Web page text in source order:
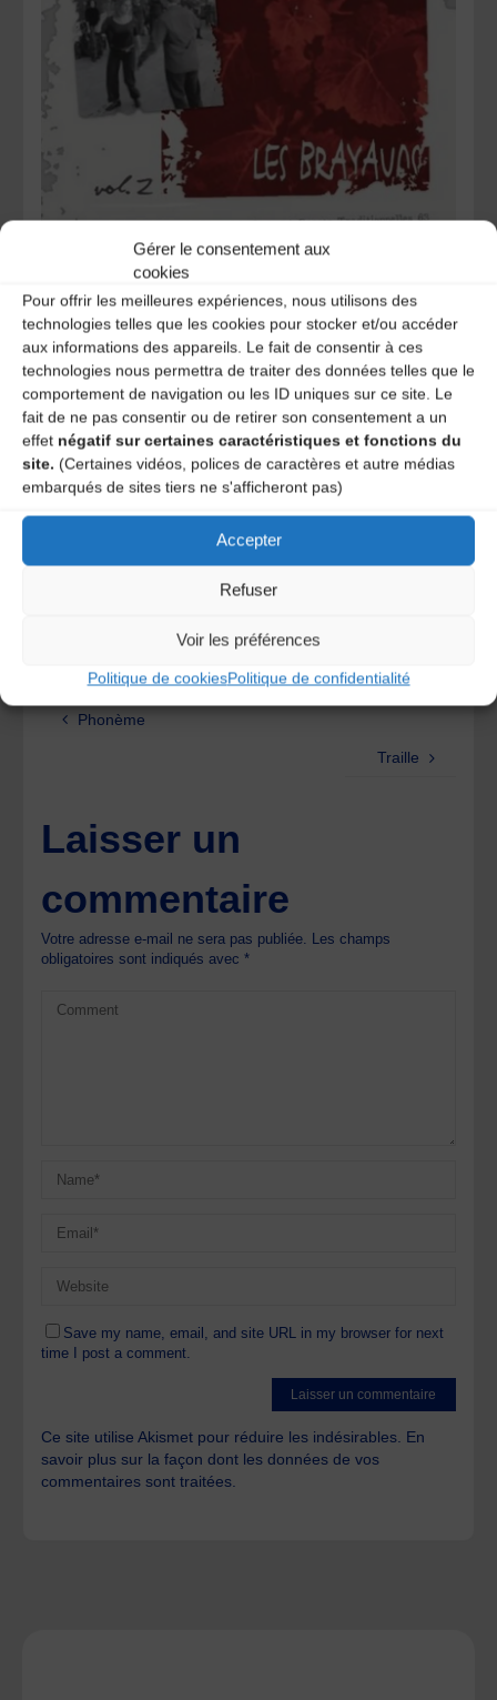
Gérer le consentement aux
cookies
Pour offrir les meilleures expériences, nous utilisons des
technologies telles que les cookies pour stocker et/ou accéder
aux informations des appareils. Le fait de consentir à ces
technologies nous permettra de traiter des données telles que le
comportement de navigation ou les ID uniques sur ce site. Le
fait de ne pas consentir ou de retirer son consentement a un
effet négatif sur certaines caractéristiques et fonctions du
site. (Certaines vidéos, polices de caractères et autre médias
embarqués de sites tiers ne s'afficheront pas)
Accepter
Refuser
Voir les préférences
Politique de cookiesPolitique de confidentialité
Bourrées du Massif Central vol.2 (2014) / Les Brayauds-
CDMDT63
Liens
Site internet
Soundcloud
Contact
Les Brayauds-CDMDT63
contact@brayauds.fr
Phonème
Traille
Laisser un
commentaire
Votre adresse e-mail ne sera pas publiée. Les champs
obligatoires sont indiqués avec*
Save my name, email, and site URL in my browser for next
time I post a comment.
Ce site utilise Akismet pour réduire les indésirables. En
savoir plus sur la façon dont les données de vos
commentaires sont traitées